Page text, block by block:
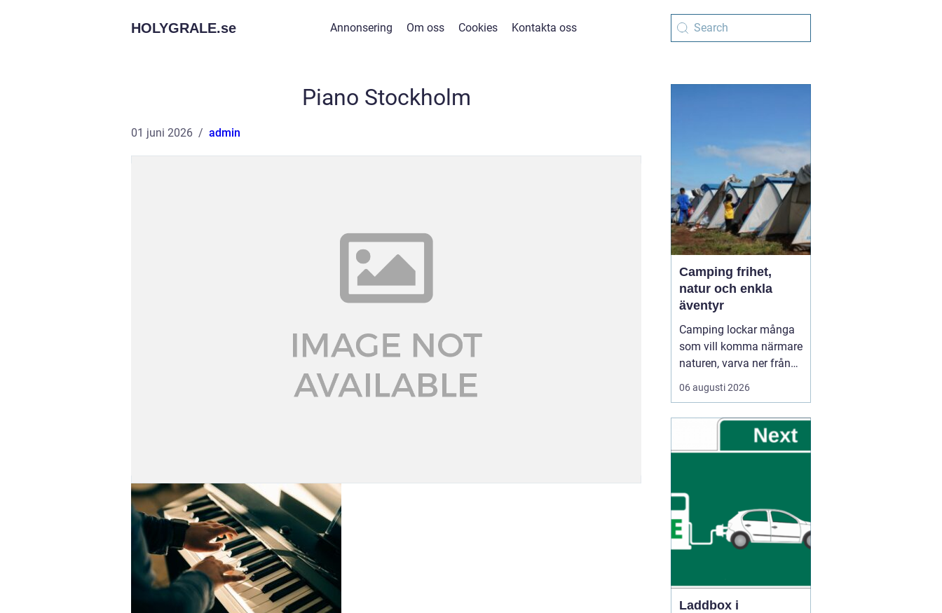
HOLYGRALE.se Annonsering Om oss Cookies Kontakta oss
Piano Stockholm
01 juni 2026 admin
Camping frihet,
natur och enkla
äventyr
Camping lockar många
som vill komma närmare
naturen, varva ner från
vardagen och umgås
utan stress. Oavsett om
husvagn eller tält
handlar Camping ofta
06 augusti 2026
Laddbox i